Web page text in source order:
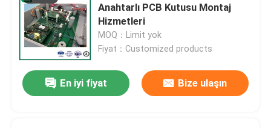
Anahtarlı PCB Kutusu Montaj
Hizmetleri
MOQ：Limit yok
Fiyat：Customized products
En iyi fiyat Bize ulaşın